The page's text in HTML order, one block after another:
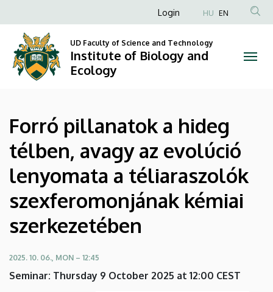
pillanatok
hideg
télben,
avagy
az
evolúció
lenyomata
téliaraszolók
szexferomonjának
to
content
Anonim
fiók
menüje
Login HU EN
UD Faculty of Science and Technology
Institute of Biology and
Ecology
Forró pillanatok a hideg
télben, avagy az evolúció
lenyomata a téliaraszolók
szexferomonjának kémiai
szerkezetében
2025. 10. 06., MON – 12:45
Seminar: Thursday 9 October 2025 at 12:00 CEST